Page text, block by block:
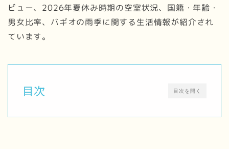
ビュー、2026年夏休み時期の空室状況、国籍・年齢・
男女比率、バギオの雨季に関する生活情報が紹介され
ています。
目次を開く
目次